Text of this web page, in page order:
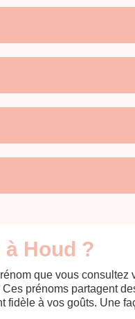
Houd ?
que vous consultez
prénoms partagent
fidèle à vos goûts. Une